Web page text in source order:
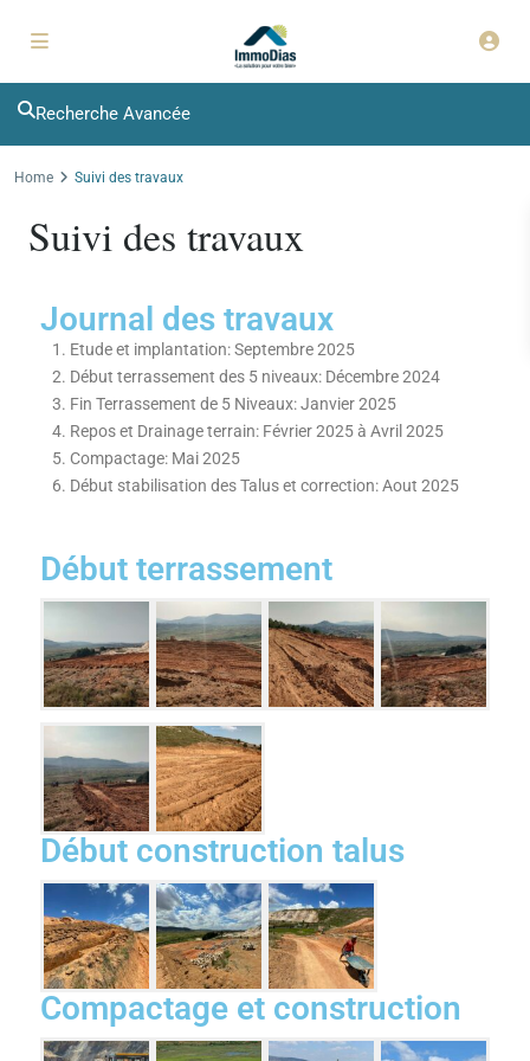
Recherche Avancée
Home Suivi des travaux
Suivi des travaux
Journal des travaux
Etude et implantation: Septembre 2025
Début terrassement des 5 niveaux: Décembre 2024
Fin Terrassement de 5 Niveaux: Janvier 2025
Repos et Drainage terrain: Février 2025 à Avril 2025
Compactage: Mai 2025
Début stabilisation des Talus et correction: Aout 2025
Début terrassement
Début construction talus
Compactage et construction